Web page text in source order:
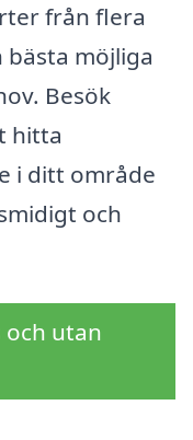
från flera
möjliga
Besök
hitta
i ditt område
och
och utan